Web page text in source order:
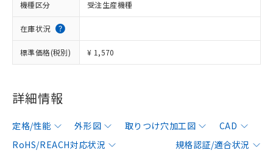
機種区分 受注生産機種
在庫状況
標準価格(税別) ¥ 1,570
詳細情報
定格/性能 外形図 取りつけ穴加工図
CAD
RoHS/REACH対応状況
規格認証/適合状況